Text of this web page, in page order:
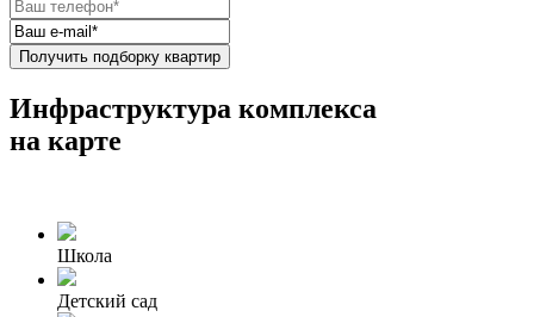
Получить подборку квартир
Инфраструктура комплекса
на карте
Школа
Детский сад